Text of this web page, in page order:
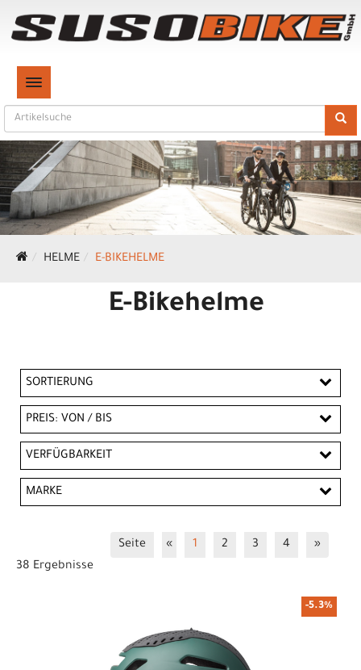
TOGGLE NAVIGATION
HELME E-BIKEHELME
E-Bikehelme
SORTIERUNG
PREIS: VON / BIS
CHF
VERFÜGBARKEIT
MARKE
Seite « 1 2 3 4
»
38 Ergebnisse
-5.3%